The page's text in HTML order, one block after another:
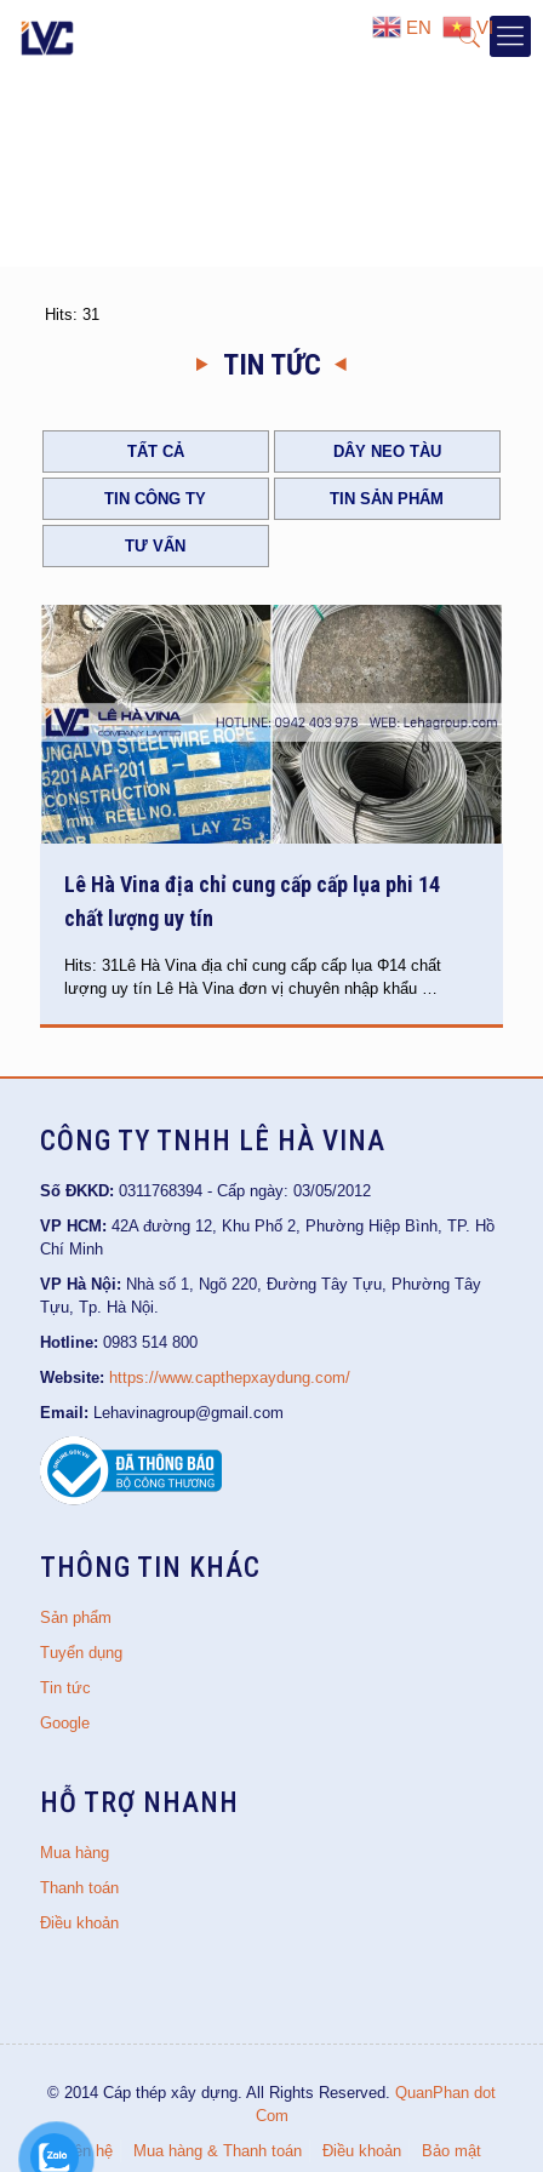
Hits: 31
TIN TỨC
TẤT CẢ DÂY NEO TÀU
TIN CÔNG TY TIN SẢN PHẨM
TƯ VẤN
Lê Hà Vina địa chỉ cung cấp cấp lụa phi 14
chất lượng uy tín
Hits: 31Lê Hà Vina địa chỉ cung cấp cấp lụa Φ14 chất
lượng uy tín Lê Hà Vina đơn vị chuyên nhập khẩu …
CÔNG TY TNHH LÊ HÀ VINA
Số ĐKKD: 0311768394 - Cấp ngày: 03/05/2012
VP HCM: 42A đường 12, Khu Phố 2, Phường Hiệp Bình, TP. Hồ
Chí Minh
VP Hà Nội: Nhà số 1, Ngõ 220, Đường Tây Tựu, Phường Tây
Tựu, Tp. Hà Nội.
Hotline: 0983 514 800
Website: https://www.capthepxaydung.com/
Email: Lehavinagroup@gmail.com
THÔNG TIN KHÁC
Sản phẩm
Tuyển dụng
Tin tức
Google
HỖ TRỢ NHANH
Mua hàng
Thanh toán
Điều khoản
© 2014 Cáp thép xây dựng. All Rights Reserved. QuanPhan dot
Com
Liên hệ
Mua hàng & Thanh toán Điều khoản Bảo mật
EN VI